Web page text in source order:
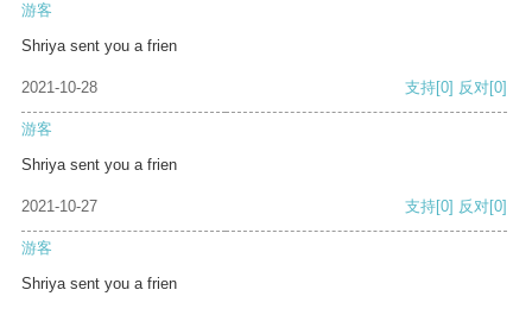
游客
Shriya sent you a frien
2021-10-28 支持[0] 反对[0]
游客
Shriya sent you a frien
2021-10-27 支持[0] 反对[0]
游客
Shriya sent you a frien